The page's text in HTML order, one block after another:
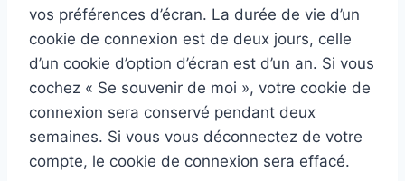
vos préférences d’écran. La durée de vie d’un
cookie de connexion est de deux jours, celle
d’un cookie d’option d’écran est d’un an. Si vous
cochez « Se souvenir de moi », votre cookie de
connexion sera conservé pendant deux
semaines. Si vous vous déconnectez de votre
compte, le cookie de connexion sera effacé.